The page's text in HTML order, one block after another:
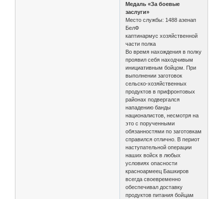
Медаль «За боевые
заслуги»
Место службы: 1488 азенап
БелФ
каптинармус хозяйственной
части полка
Во время нахождения в полку
проявил себя находчивым
инициативным бойцом. При
выполнении заготовок
сельско-хозяйственных
продуктов в прифронтовых
районах подвергался
нападению банды
националистов, несмотря на
это с порученными
обязанностями по заготовкам
справился отлично. В периот
наступательной операции
наших войск в любых
условиях опасности
красноармеец Башкиров
всегда своевременно
обеспечивал доставку
продуктов питания бойцам